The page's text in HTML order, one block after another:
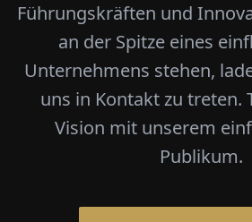
Führungskräften und
an der Spitze eines
Unternehmens stehen,
uns in Kontakt zu treten.
Vision mit unserem
Publikum.